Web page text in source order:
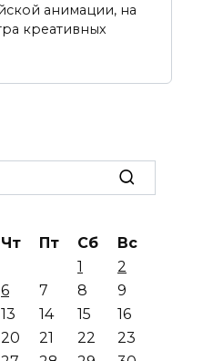
анимации, на
креативных
Чт Пт Сб
Вс
1
2
6 7 8
9
13 14 15
16
20 21 22
23